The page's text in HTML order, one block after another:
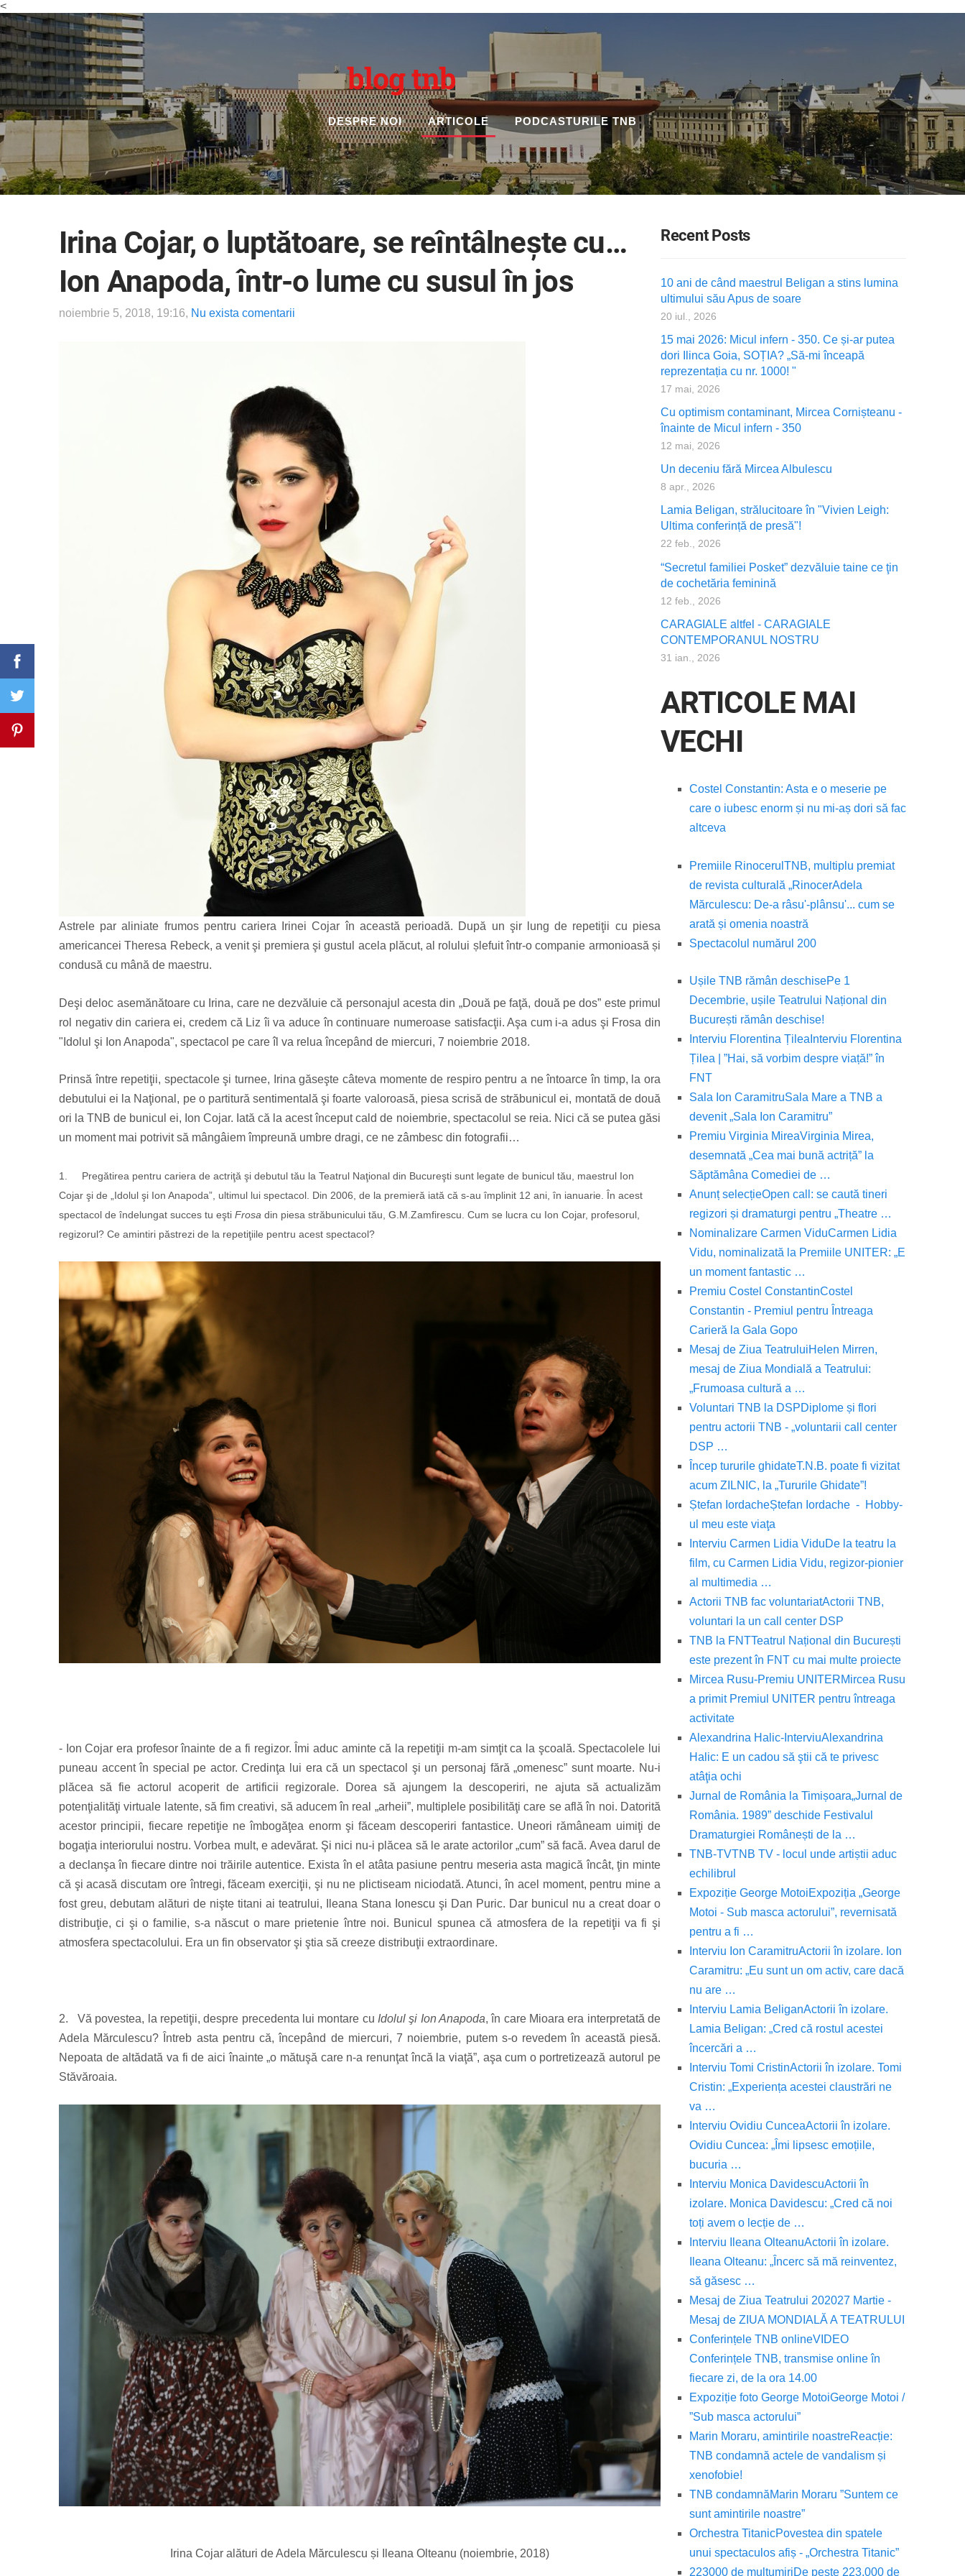
<
blog tnb
DESPRE NOI ARTICOLE PODCASTURILE TNB
Recent Posts
10 ani de când maestrul Beligan a stins lumina
ultimului său Apus de soare
20 iul., 2026
15 mai 2026: Micul infern - 350. Ce și-ar putea
dori Ilinca Goia, SOȚIA? „Să-mi înceapă
reprezentația cu nr. 1000! "
17 mai, 2026
Cu optimism contaminant, Mircea Cornișteanu -
înainte de Micul infern - 350
12 mai, 2026
Un deceniu fără Mircea Albulescu
8 apr., 2026
Lamia Beligan, strălucitoare în "Vivien Leigh:
Ultima conferință de presă"!
22 feb., 2026
“Secretul familiei Posket” dezvăluie taine ce ţin
de cochetăria feminină
12 feb., 2026
CARAGIALE altfel - CARAGIALE
CONTEMPORANUL NOSTRU
31 ian., 2026
ARTICOLE MAI
VECHI
Costel Constantin: Asta e o meserie pe
care o iubesc enorm și nu mi-aș dori să fac
altceva
Premiile Rinocerul TNB, multiplu premiat
de revista culturală „RinocerAdela
Mărculescu: De-a râsu'-plânsu'... cum se
arată și omenia noastră
Spectacolul numărul 200
Ușile TNB rămân deschisePe 1
Decembrie, ușile Teatrului Național din
București rămân deschise!
Interviu Florentina ȚileaInterviu Florentina
Țilea | ”Hai, să vorbim despre viață!” în
FNT
Sala Ion CaramitruSala Mare a TNB a
devenit „Sala Ion Caramitru”
Premiu Virginia MireaVirginia Mirea,
desemnată „Cea mai bună actriță” la
Săptămâna Comediei de …
Anunț selecțieOpen call: se caută tineri
regizori și dramaturgi pentru „Theatre …
Nominalizare Carmen ViduCarmen Lidia
Vidu, nominalizată la Premiile UNITER: „E
un moment fantastic …
Premiu Costel ConstantinCostel
Constantin - Premiul pentru Întreaga
Carieră la Gala Gopo
Mesaj de Ziua TeatruluiHelen Mirren,
mesaj de Ziua Mondială a Teatrului:
„Frumoasa cultură a …
Voluntari TNB la DSPDiplome și flori
pentru actorii TNB - „voluntarii call center
DSP …
Încep tururile ghidateT.N.B. poate fi vizitat
acum ZILNIC, la „Tururile Ghidate”!
Ștefan IordacheȘtefan Iordache - Hobby-
ul meu este viaţa
Interviu Carmen Lidia ViduDe la teatru la
film, cu Carmen Lidia Vidu, regizor-pionier
al multimedia …
Actorii TNB fac voluntariatActorii TNB,
voluntari la un call center DSP
TNB la FNTTeatrul Național din București
este prezent în FNT cu mai multe proiecte
Mircea Rusu-Premiu UNITERMircea Rusu
a primit Premiul UNITER pentru întreaga
activitate
Alexandrina Halic-InterviuAlexandrina
Halic: E un cadou să ştii că te privesc
atâţia ochi
Jurnal de România la Timișoara„Jurnal de
România. 1989” deschide Festivalul
Dramaturgiei Românești de la …
TNB-TVTNB TV - locul unde artiștii aduc
echilibrul
Expoziție George MotoiExpoziția „George
Motoi - Sub masca actorului”, revernisată
pentru a fi …
Interviu Ion CaramitruActorii în izolare. Ion
Caramitru: „Eu sunt un om activ, care dacă
nu are …
Interviu Lamia BeliganActorii în izolare.
Lamia Beligan: „Cred că rostul acestei
încercări a …
Interviu Tomi CristinActorii în izolare. Tomi
Cristin: „Experiența acestei claustrări ne
va …
Interviu Ovidiu CunceaActorii în izolare.
Ovidiu Cuncea: „Îmi lipsesc emoțiile,
bucuria …
Interviu Monica DavidescuActorii în
izolare. Monica Davidescu: „Cred că noi
toți avem o lecție de …
Interviu Ileana OlteanuActorii în izolare.
Ileana Olteanu: „Încerc să mă reinventez,
să găsesc …
Mesaj de Ziua Teatrului 202027 Martie -
Mesaj de ZIUA MONDIALĂ A TEATRULUI
Conferințele TNB onlineVIDEO
Conferințele TNB, transmise online în
fiecare zi, de la ora 14.00
Expoziție foto George MotoiGeorge Motoi /
”Sub masca actorului”
Marin Moraru, amintirile noastreReacție:
TNB condamnă actele de vandalism și
xenofobie!
TNB condamnăMarin Moraru ”Suntem ce
sunt amintirile noastre”
Orchestra TitanicPovestea din spatele
unui spectaculos afiș - „Orchestra Titanic”
223000 de mulțumiriDe peste 223.000 de
Irina Cojar, o luptătoare, se reîntâlneşte cu…
Ion Anapoda, într-o lume cu susul în jos
noiembrie 5, 2018, 19:16, Nu exista comentarii
Astrele par aliniate frumos pentru cariera Irinei Cojar în această perioadă. După un şir lung de repetiţii cu piesa
americancei Theresa Rebeck, a venit şi premiera şi gustul acela plăcut, al rolului șlefuit într-o companie armonioasă și
condusă cu mână de maestru.
Deşi deloc asemănătoare cu Irina, care ne dezvăluie că personajul acesta din „Două pe faţă, două pe dos” este primul
rol negativ din cariera ei, credem că Liz îi va aduce în continuare numeroase satisfacţii. Aşa cum i-a adus şi Frosa din
"Idolul şi Ion Anapoda", spectacol pe care îl va relua începând de miercuri, 7 noiembrie 2018.
Prinsă între repetiţii, spectacole şi turnee, Irina găseşte câteva momente de respiro pentru a ne întoarce în timp, la ora
debutului ei la Naţional, pe o partitură sentimentală şi foarte valoroasă, piesa scrisă de străbunicul ei, montată de două
ori la TNB de bunicul ei, Ion Cojar. Iată că la acest început cald de noiembrie, spectacolul se reia. Nici că se putea găsi
un moment mai potrivit să mângâiem împreună umbre dragi, ce ne zâmbesc din fotografii…
1. Pregătirea pentru cariera de actriţă şi debutul tău la Teatrul Naţional din Bucureşti sunt legate de bunicul tău, maestrul Ion
Cojar şi de „Idolul şi Ion Anapoda”, ultimul lui spectacol. Din 2006, de la premieră iată că s-au împlinit 12 ani, în ianuarie. În acest
spectacol de îndelungat succes tu eşti Frosa din piesa străbunicului tău, G.M.Zamfirescu. Cum se lucra cu Ion Cojar, profesorul,
regizorul? Ce amintiri păstrezi de la repetiţiile pentru acest spectacol?
- Ion Cojar era profesor înainte de a fi regizor. Îmi aduc aminte că la repetiţii m-am simţit ca la şcoală. Spectacolele lui
puneau accent în special pe actor. Credinţa lui era că un spectacol şi un personaj fără „omenesc” sunt moarte. Nu-i
plăcea să fie actorul acoperit de artificii regizorale. Dorea să ajungem la descoperiri, ne ajuta să actualizăm
potenţialităţi virtuale latente, să fim creativi, să aducem în real „arheii”, multiplele posibilităţi care se află în noi. Datorită
acestor principii, fiecare repetiţie ne îmbogăţea enorm şi făceam descoperiri fantastice. Uneori rămâneam uimiţi de
bogaţia interiorului nostru. Vorbea mult, e adevărat. Şi nici nu-i plăcea să le arate actorilor „cum” să facă. Avea darul de
a declanşa în fiecare dintre noi trăirile autentice. Exista în el atâta pasiune pentru meseria asta magică încât, ţin minte
că şi acasă discutam ore întregi, făceam exerciţii, şi nu ne plictiseam niciodată. Atunci, în acel moment, pentru mine a
fost greu, debutam alături de nişte titani ai teatrului, Ileana Stana Ionescu şi Dan Puric. Dar bunicul nu a creat doar o
distribuţie, ci şi o familie, s-a născut o mare prietenie între noi. Bunicul spunea că atmosfera de la repetiţii va fi şi
atmosfera spectacolului. Era un fin observator şi ştia să creeze distribuţii extraordinare.
2. Vă povestea, la repetiţii, despre precedenta lui montare cu Idolul şi Ion Anapoda, în care Mioara era interpretată de
Adela Mărculescu? Întreb asta pentru că, începând de miercuri, 7 noiembrie, putem s-o revedem în această piesă.
Nepoata de altădată va fi de aici înainte „o mătuşă care n-a renunţat încă la viaţă”, aşa cum o portretizează autorul pe
Stăvăroaia.
Irina Cojar alături de Adela Mărculescu și Ileana Olteanu (noiembrie, 2018)